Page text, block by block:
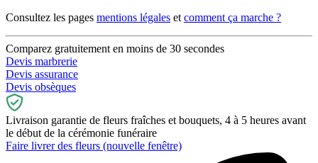
Consultez les pages mentions légales et comment ça marche ?
Comparez gratuitement en moins de 30 secondes
Devis marbrerie
Devis assurance
Devis obsèques
Livraison garantie de fleurs fraîches et bouquets, 4 à 5 heures avant
le début de la cérémonie funéraire
Faire livrer des fleurs (nouvelle fenêtre)